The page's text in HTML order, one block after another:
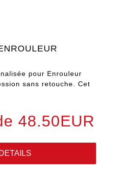
pour Enrouleur
sans retouche. Cet
48.50EUR
DETAILS